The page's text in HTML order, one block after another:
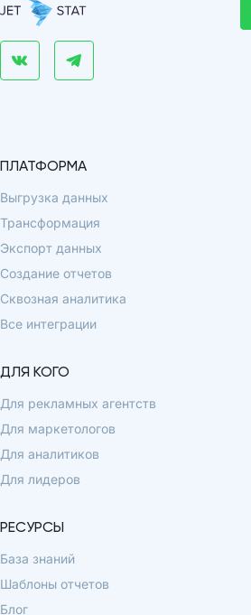
ПЛАТФОРМА
Выгрузка данных
Трансформация
Экспорт данных
Создание отчетов
Сквозная аналитика
Все интеграции
ДЛЯ КОГО
Для рекламных агентств
Для маркетологов
Для аналитиков
Для лидеров
РЕСУРСЫ
База знаний
Шаблоны отчетов
Блог